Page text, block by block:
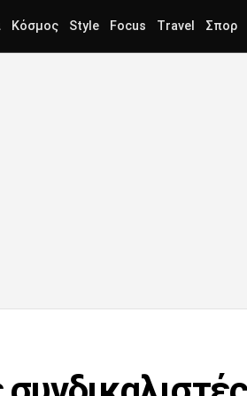
Κόσμος Style Focus Travel Σπορ